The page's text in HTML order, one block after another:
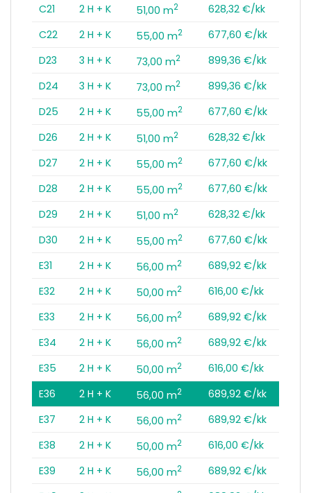
C21
2 H + K 51,00 m2
628,32 €/kk
C22
2 H + K 55,00 m2
677,60 €/kk
D23
3 H + K 73,00 m2
899,36 €/kk
D24
3 H + K 73,00 m2
899,36 €/kk
D25
2 H + K 55,00 m2
677,60 €/kk
D26
2 H + K 51,00 m2
628,32 €/kk
D27
2 H + K 55,00 m2
677,60 €/kk
D28
2 H + K 55,00 m2
677,60 €/kk
D29
2 H + K 51,00 m2
628,32 €/kk
D30
2 H + K 55,00 m2
677,60 €/kk
E31
2 H + K 56,00 m2
689,92 €/kk
E32
2 H + K 50,00 m2
616,00 €/kk
E33
2 H + K 56,00 m2
689,92 €/kk
E34
2 H + K 56,00 m2
689,92 €/kk
E35
2 H + K 50,00 m2
616,00 €/kk
E36
2 H + K 56,00 m2
689,92 €/kk
E37
2 H + K 56,00 m2
689,92 €/kk
E38
2 H + K 50,00 m2
616,00 €/kk
E39
2 H + K 56,00 m2
689,92 €/kk